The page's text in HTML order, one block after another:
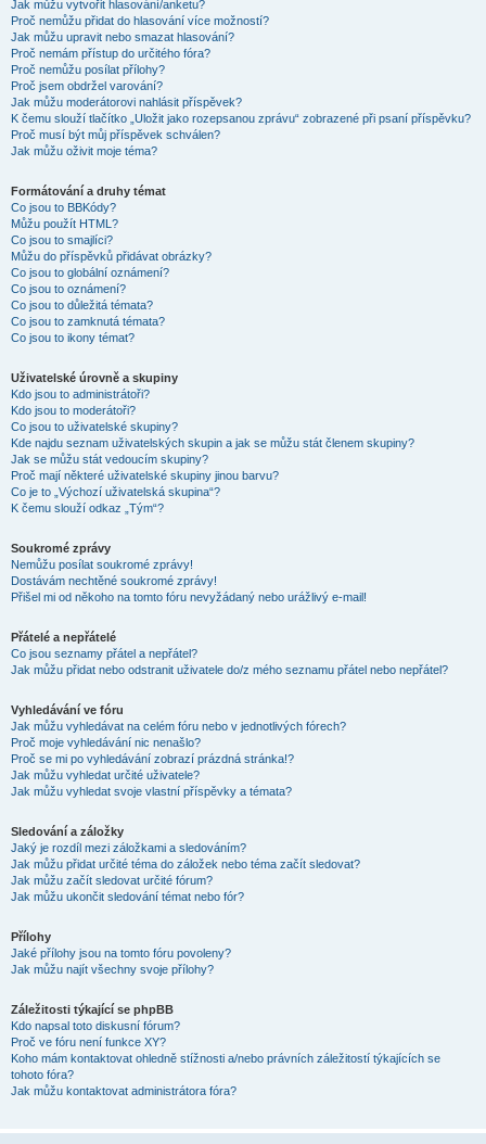
Jak můžu vytvořit hlasování/anketu?
Proč nemůžu přidat do hlasování více možností?
Jak můžu upravit nebo smazat hlasování?
Proč nemám přístup do určitého fóra?
Proč nemůžu posílat přílohy?
Proč jsem obdržel varování?
Jak můžu moderátorovi nahlásit příspěvek?
K čemu slouží tlačítko „Uložit jako rozepsanou zprávu“ zobrazené při psaní příspěvku?
Proč musí být můj příspěvek schválen?
Jak můžu oživit moje téma?
Formátování a druhy témat
Co jsou to BBKódy?
Můžu použít HTML?
Co jsou to smajlíci?
Můžu do příspěvků přidávat obrázky?
Co jsou to globální oznámení?
Co jsou to oznámení?
Co jsou to důležitá témata?
Co jsou to zamknutá témata?
Co jsou to ikony témat?
Uživatelské úrovně a skupiny
Kdo jsou to administrátoři?
Kdo jsou to moderátoři?
Co jsou to uživatelské skupiny?
Kde najdu seznam uživatelských skupin a jak se můžu stát členem skupiny?
Jak se můžu stát vedoucím skupiny?
Proč mají některé uživatelské skupiny jinou barvu?
Co je to „Výchozí uživatelská skupina“?
K čemu slouží odkaz „Tým“?
Soukromé zprávy
Nemůžu posílat soukromé zprávy!
Dostávám nechtěné soukromé zprávy!
Přišel mi od někoho na tomto fóru nevyžádaný nebo urážlivý e-mail!
Přátelé a nepřátelé
Co jsou seznamy přátel a nepřátel?
Jak můžu přidat nebo odstranit uživatele do/z mého seznamu přátel nebo nepřátel?
Vyhledávání ve fóru
Jak můžu vyhledávat na celém fóru nebo v jednotlivých fórech?
Proč moje vyhledávání nic nenašlo?
Proč se mi po vyhledávání zobrazí prázdná stránka!?
Jak můžu vyhledat určité uživatele?
Jak můžu vyhledat svoje vlastní příspěvky a témata?
Sledování a záložky
Jaký je rozdíl mezi záložkami a sledováním?
Jak můžu přidat určité téma do záložek nebo téma začít sledovat?
Jak můžu začít sledovat určité fórum?
Jak můžu ukončit sledování témat nebo fór?
Přílohy
Jaké přílohy jsou na tomto fóru povoleny?
Jak můžu najít všechny svoje přílohy?
Záležitosti týkající se phpBB
Kdo napsal toto diskusní fórum?
Proč ve fóru není funkce XY?
Koho mám kontaktovat ohledně stížnosti a/nebo právních záležitostí týkajících se
tohoto fóra?
Jak můžu kontaktovat administrátora fóra?